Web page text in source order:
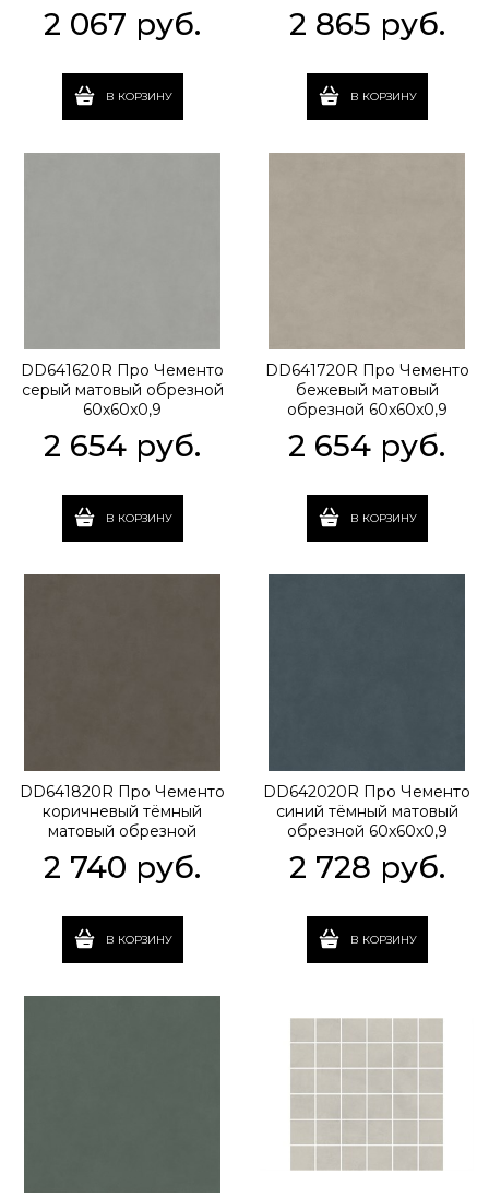
2 067 руб.
В КОРЗИНУ
2 865 руб.
В КОРЗИНУ
DD641620R Про Чементо
серый матовый обрезной
60x60x0,9
2 654 руб.
В КОРЗИНУ
DD641720R Про Чементо
бежевый матовый
обрезной 60x60x0,9
2 654 руб.
В КОРЗИНУ
DD641820R Про Чементо
коричневый тёмный
матовый обрезной
2 740 руб.
В КОРЗИНУ
DD642020R Про Чементо
синий тёмный матовый
обрезной 60x60x0,9
2 728 руб.
В КОРЗИНУ